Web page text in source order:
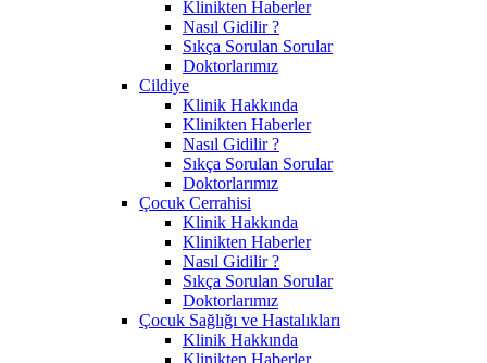
Klinikten Haberler
Nasıl Gidilir ?
Sıkça Sorulan Sorular
Doktorlarımız
Cildiye
Klinik Hakkında
Klinikten Haberler
Nasıl Gidilir ?
Sıkça Sorulan Sorular
Doktorlarımız
Çocuk Cerrahisi
Klinik Hakkında
Klinikten Haberler
Nasıl Gidilir ?
Sıkça Sorulan Sorular
Doktorlarımız
Çocuk Sağlığı ve Hastalıkları
Klinik Hakkında
Klinikten Haberler